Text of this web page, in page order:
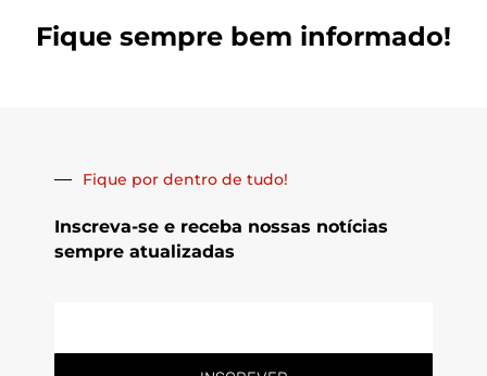
Fique sempre bem informado!
Fique por dentro de tudo!
Inscreva-se e receba nossas notícias
sempre atualizadas